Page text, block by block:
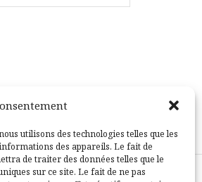
utilisons des technologies telles que les
des appareils. Le fait de
de traiter des données telles que le
sur ce site. Le fait de ne pas